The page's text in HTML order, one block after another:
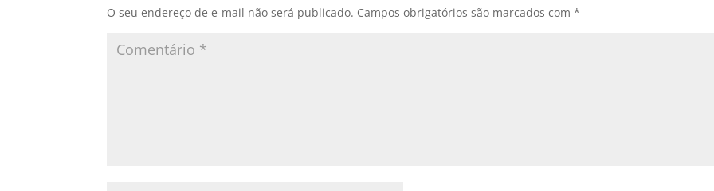
O seu endereço de e-mail não será publicado. Campos obrigatórios são marcados com*